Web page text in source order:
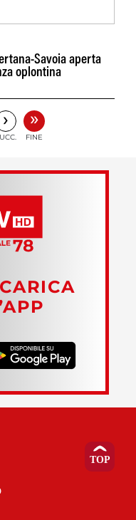
Savoia aperta
oplontina
› »
FINE